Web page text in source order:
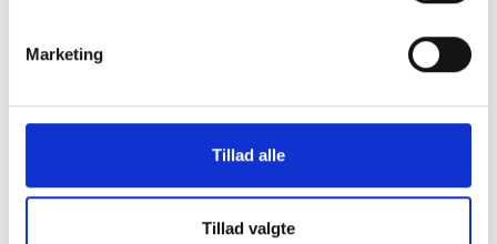
Marketing
Tillad alle
Tillad valgte
nyttig information om almene boliger i Køge
Hvor kommer dataene